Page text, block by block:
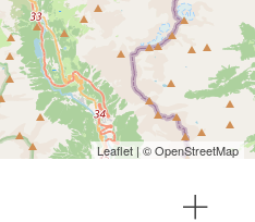
Leaflet | ©OpenStreetMap